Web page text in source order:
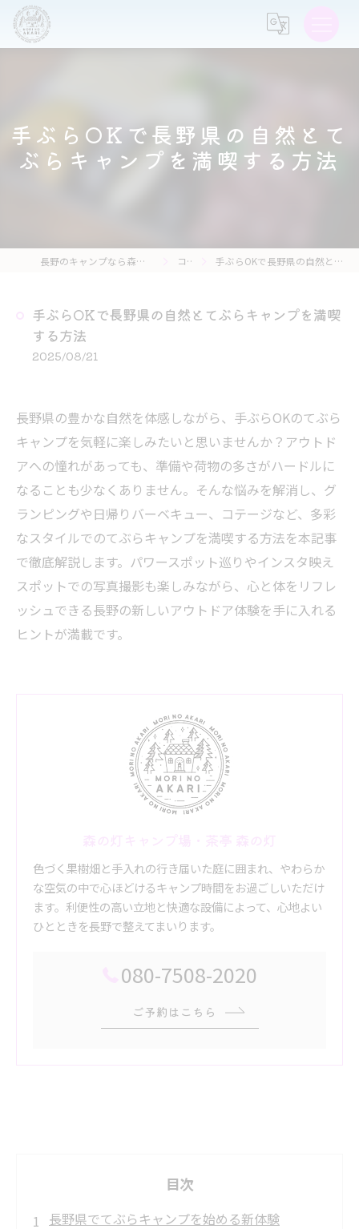
手ぶらOKで長野県の自然とて
ぶらキャンプを満喫する方法
長野のキャンプなら森の灯キャンプ場・茶亭 森の灯 コラム 手ぶらOKで長野県の自然とてぶらキャンプを満喫する方法
手ぶらOKで長野県の自然とてぶらキャンプを満喫
する方法
2025/08/21
長野県の豊かな自然を体感しながら、手ぶらOKのてぶら
キャンプを気軽に楽しみたいと思いませんか？アウトド
アへの憧れがあっても、準備や荷物の多さがハードルに
なることも少なくありません。そんな悩みを解消し、グ
ランピングや日帰りバーベキュー、コテージなど、多彩
なスタイルでのてぶらキャンプを満喫する方法を本記事
で徹底解説します。パワースポット巡りやインスタ映え
スポットでの写真撮影も楽しみながら、心と体をリフレ
ッシュできる長野の新しいアウトドア体験を手に入れる
ヒントが満載です。
色づく果樹畑と手入れの行き届いた庭に囲まれ、やわらか
な空気の中で心ほどけるキャンプ時間をお過ごしいただけ
ます。利便性の高い立地と快適な設備によって、心地よい
ひとときを長野で整えてまいります。
080-7508-2020
ご予約はこちら
目次
長野県でてぶらキャンプを始める新体験